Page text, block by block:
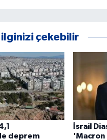
ilginizi çekebilir
deprem
İsrail
'Macron